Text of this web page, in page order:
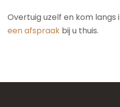
Overtuig uzelf en kom langs
een afspraak bij u thuis.